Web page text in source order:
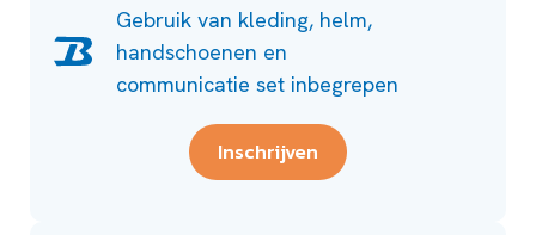
Gebruik van kleding, helm,
handschoenen en
communicatie set inbegrepen
Inschrijven